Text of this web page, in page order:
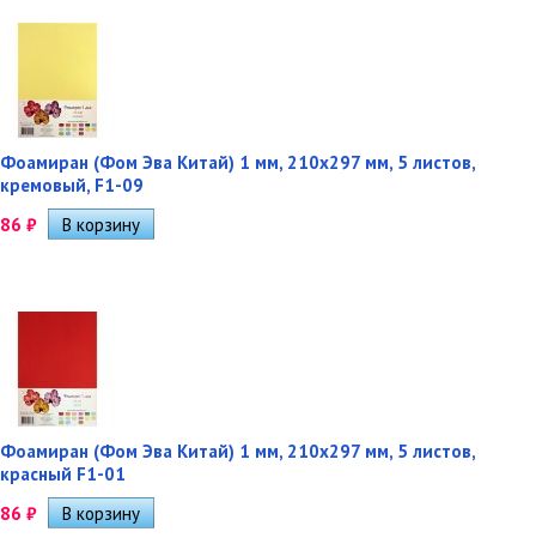
Фоамиран (Фом Эва Китай) 1 мм, 210х297 мм, 5 листов,
кремовый, F1-09
86 ₽
Фоамиран (Фом Эва Китай) 1 мм, 210х297 мм, 5 листов,
красный F1-01
86 ₽